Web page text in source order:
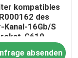
kompatibles
des
Kanal-16Gb/S
G610
absenden